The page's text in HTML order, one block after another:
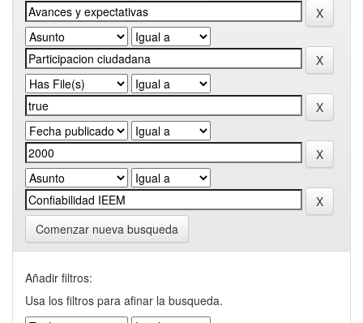
Comenzar nueva busqueda
Añadir filtros:
Usa los filtros para afinar la busqueda.